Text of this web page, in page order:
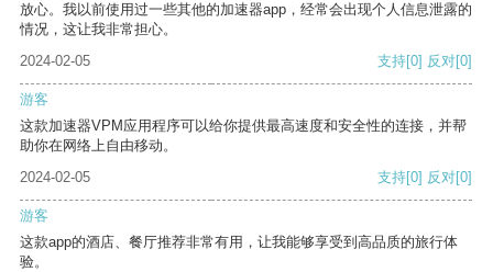
放心。我以前使用过一些其他的加速器app，经常会出现个人信息泄露的
情况，这让我非常担心。
2024-02-05
支持[0] 反对[0]
游客
这款加速器VPM应用程序可以给你提供最高速度和安全性的连接，并帮
助你在网络上自由移动。
2024-02-05
支持[0] 反对[0]
游客
这款app的酒店、餐厅推荐非常有用，让我能够享受到高品质的旅行体
验。